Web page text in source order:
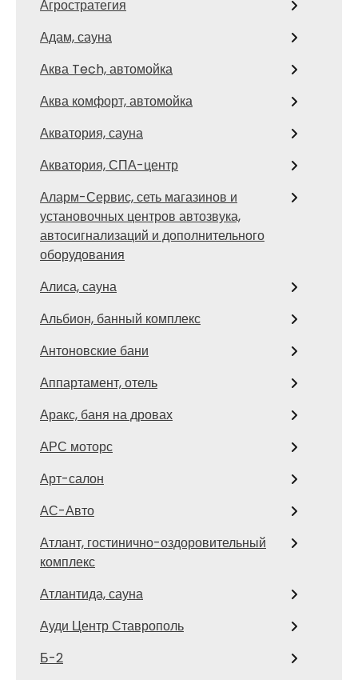
Агростратегия
Адам, сауна
Аква Tech, автомойка
Аква комфорт, автомойка
Акватория, сауна
Акватория, СПА-центр
Аларм-Сервис, сеть магазинов и
установочных центров автозвука,
автосигнализаций и дополнительного
оборудования
Алиса, сауна
Альбион, банный комплекс
Антоновские бани
Аппартамент, отель
Аракс, баня на дровах
АРС моторс
Арт-салон
АС-Авто
Атлант, гостинично-оздоровительный
комплекс
Атлантида, сауна
Ауди Центр Ставрополь
Б-2